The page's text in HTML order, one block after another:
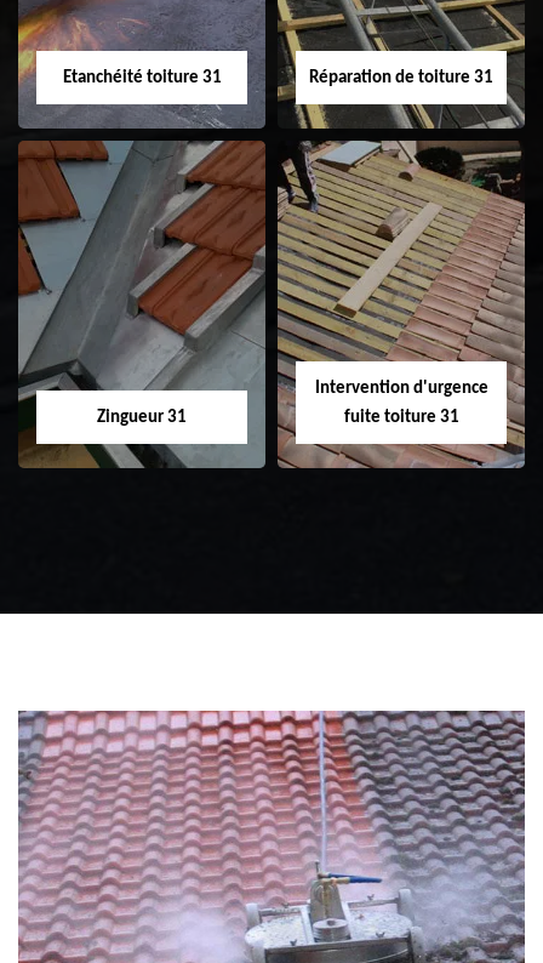
Etanchéité toiture 31
Etanchéité toiture
31
Réparation de toiture 31
Réparation de
toiture 31
Zingueur 31
Intervention d'urgence
fuite toiture 31